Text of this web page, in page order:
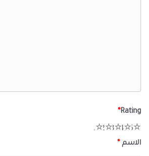
Rating
*
5
4
3
2
الاسم *